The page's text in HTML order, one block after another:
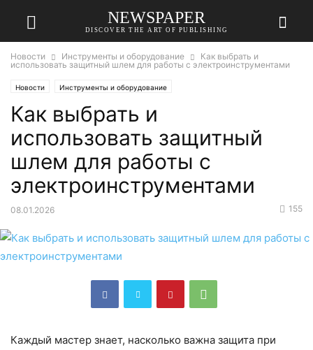
NEWSPAPER
DISCOVER THE ART OF PUBLISHING
Новости Инструменты и оборудование
Как выбрать и
использовать защитный шлем для работы с электроинструментами
Новости Инструменты и оборудование
Как выбрать и
использовать защитный
шлем для работы с
электроинструментами
08.01.2026 155
Каждый мастер знает, насколько важна защита при